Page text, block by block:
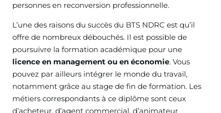
personnes en reconversion professionnelle.
L’une des raisons du succès du BTS NDRC est qu’il
offre de nombreux débouchés. Il est possible de
poursuivre la formation académique pour une
licence en management ou en économie. Vous
pouvez par ailleurs intégrer le monde du travail,
notamment grâce au stage de fin de formation. Les
métiers correspondants à ce diplôme sont ceux
d’acheteur, d’agent commercial, d’animateur